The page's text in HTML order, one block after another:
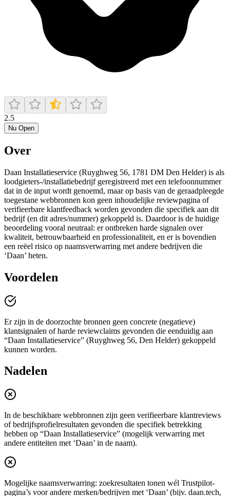
2.5
Nu Open
Over
Daan Installatieservice (Ruyghweg 56, 1781 DM Den Helder) is als
loodgieters-/installatiebedrijf geregistreerd met een telefoonnummer
dat in de input wordt genoemd, maar op basis van de geraadpleegde
toegestane webbronnen kon geen inhoudelijke reviewpagina of
verifieerbare klantfeedback worden gevonden die specifiek aan dit
bedrijf (en dit adres/nummer) gekoppeld is. Daardoor is de huidige
beoordeling vooral neutraal: er ontbreken harde signalen over
kwaliteit, betrouwbaarheid en professionaliteit, en er is bovendien
een reëel risico op naamsverwarring met andere bedrijven die
‘Daan’ heten.
Voordelen
Er zijn in de doorzochte bronnen geen concrete (negatieve)
klantsignalen of harde reviewclaims gevonden die eenduidig aan
“Daan Installatieservice” (Ruyghweg 56, Den Helder) gekoppeld
kunnen worden.
Nadelen
In de beschikbare webbronnen zijn geen verifieerbare klantreviews
of bedrijfsprofielresultaten gevonden die specifiek betrekking
hebben op “Daan Installatieservice” (mogelijk verwarring met
andere entiteiten met ‘Daan’ in de naam).
Mogelijke naamsverwarring: zoekresultaten tonen wél Trustpilot-
pagina’s voor andere merken/bedrijven met ‘Daan’ (bijv. daan.tech,